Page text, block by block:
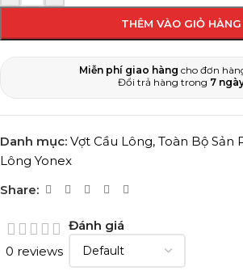
THÊM VÀO GIỎ HÀNG
Miễn phí giao hàng cho đơn
Đổi trả hàng trong 7
Danh mục: Vợt Cầu Lông, Toàn Bộ Sản
Lông Yonex
Share:
0 reviews
Đánh giá